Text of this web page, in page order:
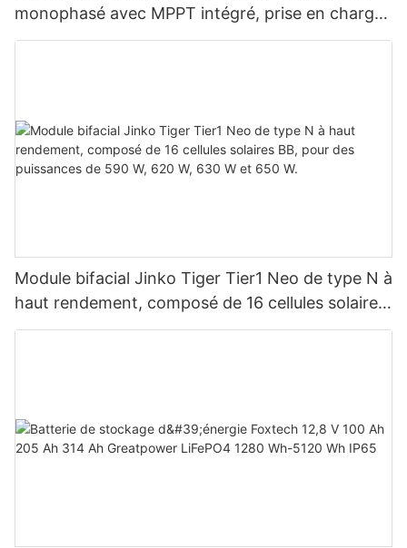
monophasé avec MPPT intégré, prise en charge
du montage en parallèle de 9 unités pour
Module bifacial Jinko Tiger Tier1 Neo de type N à
haut rendement, composé de 16 cellules solaires
BB, pour des puissances de 590 W, 620 W, 630